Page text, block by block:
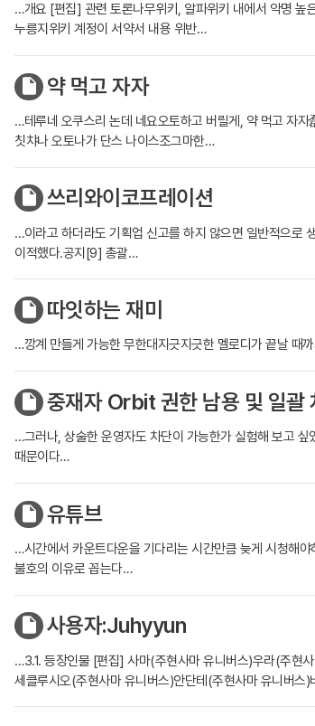
…개요 [편집] 관련 토론나무위키, 알파위키 내에서 악명
누릉지위키 계정이 서약서 내용 위반…
약 먹고 자자
…테루네 오쿠스리 논데 네요오토하고 버릴게, 약 먹고
칫챠나 오토나가 단스 나이스조그마한…
쓰리와이코프레이션
…이라고 하더라도 기획업 신고를 하지 않으면 일반적으
이적했다.공지[9] 총괄…
따잇하는 재미
…깡계 만들게 가능한 무한대지긋지긋한 멜로디가 끝날 때
중재자 Orbit 권한 남용 및 일괄
…그러나, 상술한 운영자도 차단이 가능한가 실험해 보고
때문이다…
유튜브
…시간에서 카운트다운을 기다리는 시간만큼 늦게 시청해
불호의 이유로 꼽는다…
사용자:Juhyyun
…3.1. 등장인물 [편집] 사마(주현사마 유니버스)우라(주현
세클루시오(주현사마 유니버스)안단테(주현사마 유니버